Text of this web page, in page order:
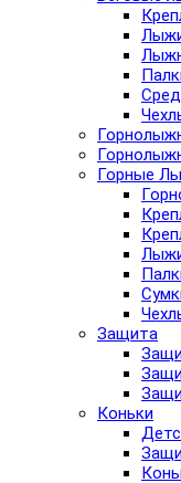
Горные
Защита
Коньки